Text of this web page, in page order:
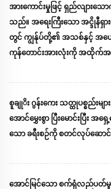
အားကောင်းမှုဖြင့် ရှည်လျားသ
သည်။ အရေးကြီးသော အင္ဒိုနီ
တွင် ကျွန်ုပ်တို့၏ အသစ်နှင့် အဟော
ကုန်တောင်းအားလုံးကို အထိုက်အ
စူချုိး ဂွန်းကေး သတ္ထုပစ္စည်း
အောင်မွှေးစွာ ပြီးမောင်းပြီ
သော ခရီးစဉ်ကို စတင်လုပ်ဆော
အောင်မြင်သော စက်ရုံလည်ပတ်မှု